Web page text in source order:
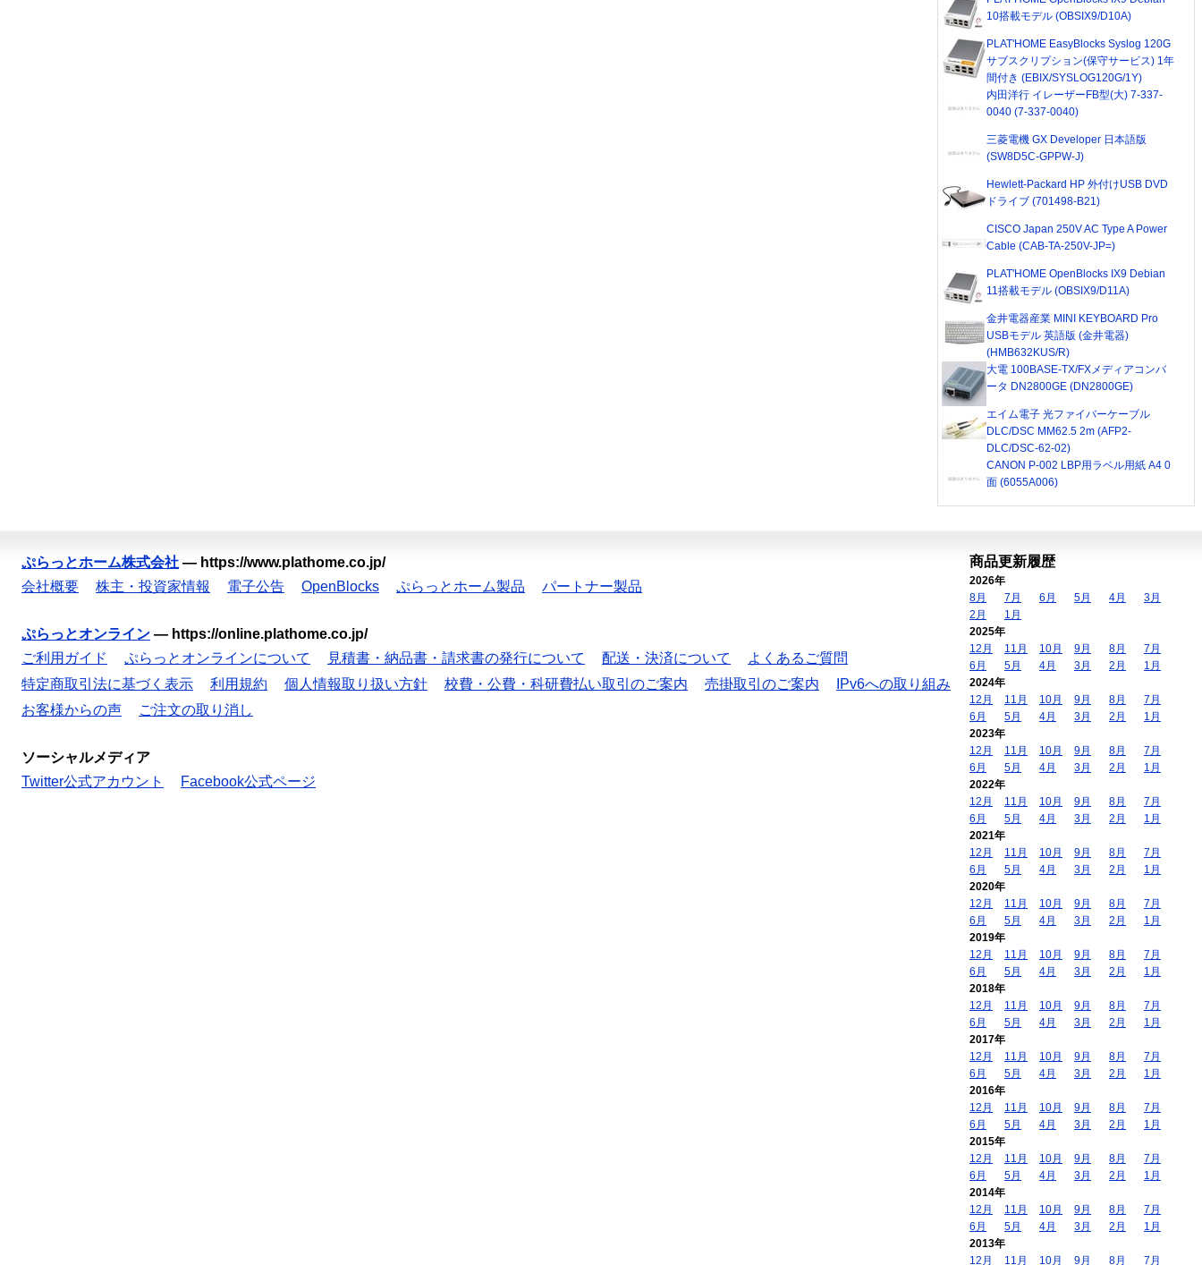
10搭載モデル (OBSIX9/D10A)
PLAT'HOME EasyBlocks Syslog 120G
サブスクリプション(保守サービス) 1年
間付き (EBIX/SYSLOG120G/1Y)
内田洋行 イレーザーFB型(大) 7-337-
0040 (7-337-0040)
三菱電機 GX Developer 日本語版
(SW8D5C-GPPW-J)
Hewlett-Packard HP 外付けUSB DVD
ドライブ (701498-B21)
CISCO Japan 250V AC Type A Power
Cable (CAB-TA-250V-JP=)
PLAT'HOME OpenBlocks IX9 Debian
11搭載モデル (OBSIX9/D11A)
金井電器産業 MINI KEYBOARD Pro
USBモデル 英語版 (金井電器)
(HMB632KUS/R)
大電 100BASE-TX/FXメディアコンバ
ータ DN2800GE (DN2800GE)
エイム電子 光ファイバーケーブル
DLC/DSC MM62.5 2m (AFP2-
DLC/DSC-62-02)
CANON P-002 LBP用ラベル用紙 A4 0
面 (6055A006)
ぷらっとホーム株式会社 — https://www.plathome.co.jp/
会社概要
株主・投資家情報 電子公告 OpenBlocks ぷらっとホーム製品 パートナー製品
ぷらっとオンライン — https://online.plathome.co.jp/
ご利用ガイド
ぷらっとオンラインについて 見積書・納品書・請求書の発行について 配送・決済について
よくあるご質問
特定商取引法に基づく表示
利用規約 個人情報取り扱い方針 校費・公費・科研費払い取引のご案内 売掛取引のご案内
IPv6への取り組み
お客様からの声
ご注文の取り消し
ソーシャルメディア
Twitter公式アカウント
Facebook公式ページ
商品更新履歴
2026年
8月
7月 6月 5月 4月
3月
2月
1月
2025年
12月
11月 10月 9月 8月
7月
6月
5月 4月 3月 2月
1月
2024年
12月
11月 10月 9月 8月
7月
6月
5月 4月 3月 2月
1月
2023年
12月
11月 10月 9月 8月
7月
6月
5月 4月 3月 2月
1月
2022年
12月
11月 10月 9月 8月
7月
6月
5月 4月 3月 2月
1月
2021年
12月
11月 10月 9月 8月
7月
6月
5月 4月 3月 2月
1月
2020年
12月
11月 10月 9月 8月
7月
6月
5月 4月 3月 2月
1月
2019年
12月
11月 10月 9月 8月
7月
6月
5月 4月 3月 2月
1月
2018年
12月
11月 10月 9月 8月
7月
6月
5月 4月 3月 2月
1月
2017年
12月
11月 10月 9月 8月
7月
6月
5月 4月 3月 2月
1月
2016年
12月
11月 10月 9月 8月
7月
6月
5月 4月 3月 2月
1月
2015年
12月
11月 10月 9月 8月
7月
6月
5月 4月 3月 2月
1月
2014年
12月
11月 10月 9月 8月
7月
6月
5月 4月 3月 2月
1月
2013年
12月
11月 10月 9月 8月 7月